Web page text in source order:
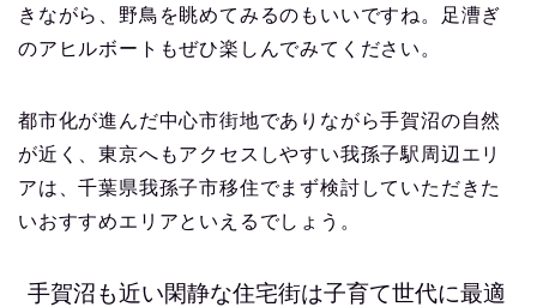
きながら、野鳥を眺めてみるのもいいですね。足漕ぎ
のアヒルボートもぜひ楽しんでみてください。
都市化が進んだ中心市街地でありながら手賀沼の自然
が近く、東京へもアクセスしやすい我孫子駅周辺エリ
アは、千葉県我孫子市移住でまず検討していただきた
いおすすめエリアといえるでしょう。
手賀沼も近い閑静な住宅街は子育て世代に最適